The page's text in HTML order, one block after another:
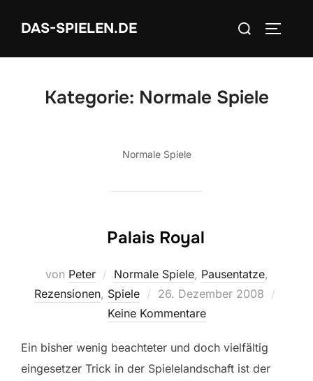
InhaltDAS-SPIELEN.DE
Suchen
Kategorie: Normale Spiele
Normale Spiele
Palais Royal
von Peter Normale Spiele, Pausentatze,
Rezensionen, Spiele
Veröffentlicht
am
26. Dezember 2008
Keine Kommentare
Ein bisher wenig beachteter und doch vielfältig
eingesetzer Trick in der Spielelandschaft ist der